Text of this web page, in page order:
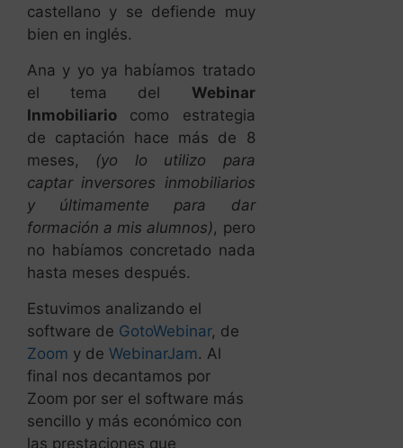
castellano y se defiende muy
bien en inglés.
Ana y yo ya habíamos tratado
el tema del Webinar
Inmobiliario como estrategia
de captación hace más de 8
meses, (yo lo utilizo para
captar inversores inmobiliarios
y últimamente para dar
formación a mis alumnos), pero
no habíamos concretado nada
hasta meses después.
Estuvimos analizando el
software de GotoWebinar, de
Zoom y de WebinarJam. Al
final nos decantamos por
Zoom por ser el software más
sencillo y más económico con
las prestaciones que